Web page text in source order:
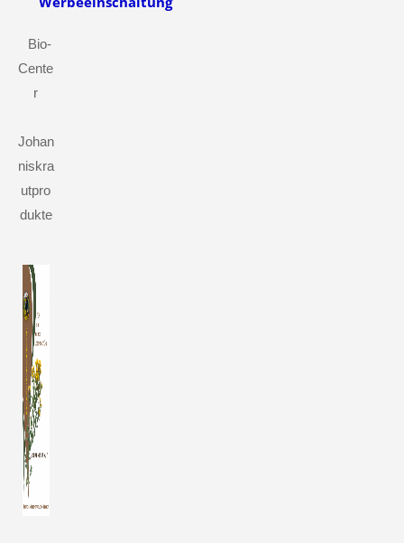
Bio-
Cente
r
Johan
niskra
utpro
dukte